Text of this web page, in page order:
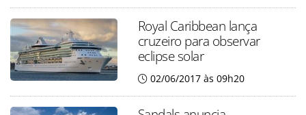
Royal Caribbean lança
cruzeiro para observar
eclipse solar
02/06/2017 às 09h20